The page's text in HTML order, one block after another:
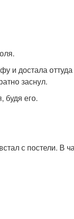
и достала
заснул.
будя его.
с постели. В